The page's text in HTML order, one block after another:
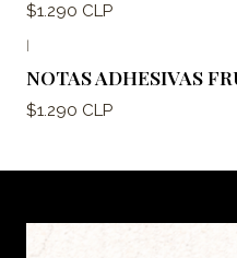
$1.290 CLP
NOTAS ADHESIVAS
$1.290 CLP